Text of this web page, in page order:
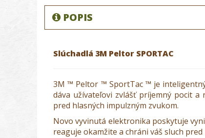
POPIS
Slúchadlá 3M Peltor SPORTAC
3M ™ Peltor ™ SportTac ™ je
dáva užívateľovi zvlášť príjemný pocit
pred hlasných impulzným zvukom.
Novo vyvinutá elektronika poskytuje
reaguje okamžite a chráni váš sluch